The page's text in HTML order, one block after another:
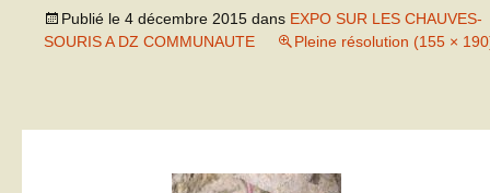
Publié le 4 décembre 2015 dans EXPO SUR LES CHAUVES-
SOURIS A DZ COMMUNAUTE
Pleine résolution (155 ×